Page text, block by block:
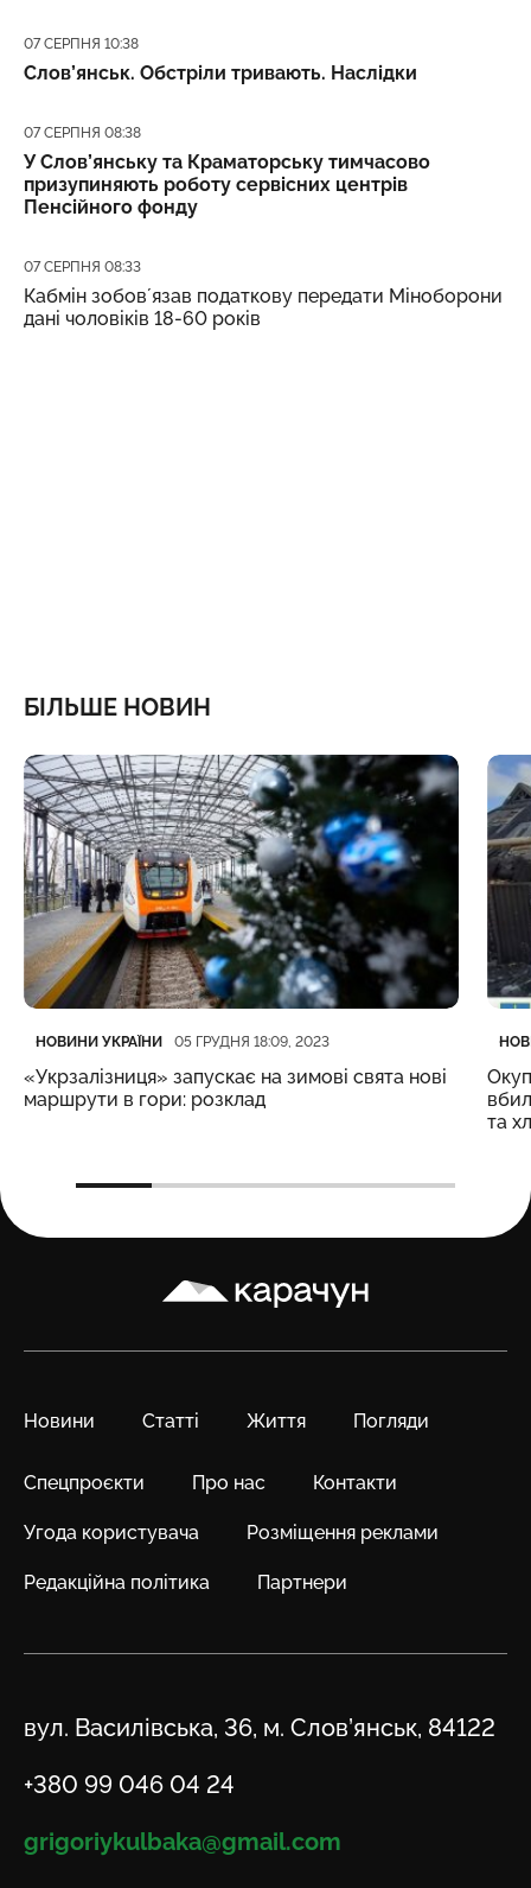
Дата публікації
07 СЕРПНЯ 10:38
Слов’янськ. Обстріли тривають. Наслідки
Дата публікації
07 СЕРПНЯ 08:38
У Слов’янську та Краматорську тимчасово
призупиняють роботу сервісних центрів
Пенсійного фонду
Дата публікації
07 СЕРПНЯ 08:33
Кабмін зобовʼязав податкову передати Міноборони
дані чоловіків 18-60 років
БІЛЬШЕ НОВИН
Категорія
НОВИНИ УКРАЇНИ
Дата публікації 05 ГРУДНЯ 18:09, 2023
«Укрзалізниця» запускає на зимові свята нові
маршрути в гори: розклад
та
Карачун
Новини Статті Життя Погляди
Спецпроєкти Про нас Контакти
Угода користувача Розміщення реклами
Редакційна політика Партнери
Адреса
вул. Василівська, 36, м. Слов’янськ, 84122
Телефон
+380 99 046 04 24
Email
grigoriykulbaka@gmail.com